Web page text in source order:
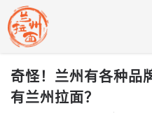
奇怪！兰州有各种品
有兰州拉面？